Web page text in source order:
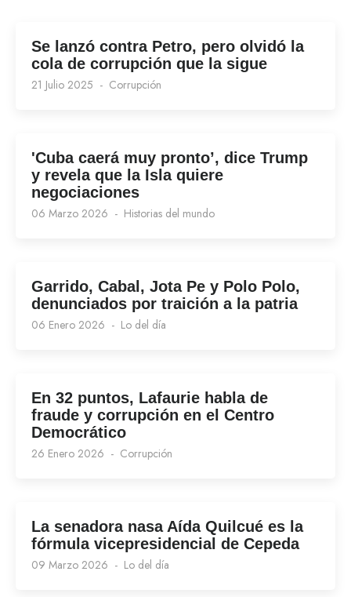
Se lanzó contra Petro, pero olvidó la
cola de corrupción que la sigue
21 Julio 2025 Corrupción
'Cuba caerá muy pronto’, dice Trump
y revela que la Isla quiere
negociaciones
06 Marzo 2026 Historias del mundo
Garrido, Cabal, Jota Pe y Polo Polo,
denunciados por traición a la patria
06 Enero 2026 Lo del día
En 32 puntos, Lafaurie habla de
fraude y corrupción en el Centro
Democrático
26 Enero 2026 Corrupción
La senadora nasa Aída Quilcué es la
fórmula vicepresidencial de Cepeda
09 Marzo 2026 Lo del día